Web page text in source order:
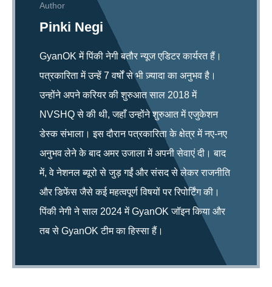
Author
Pinki Negi
GyanOK में पिंकी नेगी बतौर न्यूज एडिटर कार्यरत हैं।
पत्रकारिता में उन्हें 7 वर्षों से भी ज़्यादा का अनुभव है।
उन्होंने अपने करियर की शुरुआत साल 2018 में
NVSHQ से की थी, जहाँ उन्होंने शुरुआत में एजुकेशन
डेस्क संभाला। इस दौरान पत्रकारिता के क्षेत्र में नए-नए
अनुभव लेने के बाद अमर उजाला में अपनी सेवाएं दी। बाद
में, वे नेशनल ब्यूरो से जुड़ गईं और संसद से लेकर राजनीति
और डिफेंस जैसे कई महत्वपूर्ण विषयों पर रिपोर्टिंग की।
पिंकी नेगी ने साल 2024 में GyanOK जॉइन किया और
तब से GyanOK टीम का हिस्सा हैं।